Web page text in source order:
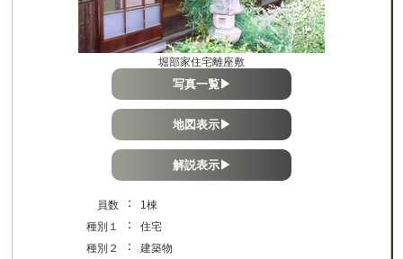
堀部家住宅離座敷
写真一覧▶
地図表示▶
解説表示▶
員数 ：
1棟
種別１
：
住宅
種別２
：
建築物